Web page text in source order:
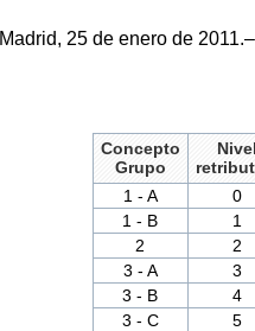
Madrid, 25 de enero de
Concepto
Grupo
Nivel
1 - A
0
1 - B
1
2
2
3 - A
3
3 - B
4
3 - C
5